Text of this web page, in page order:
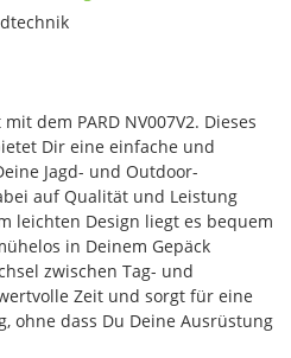
dem PARD NV007V2. Dieses
Dir eine einfache und
Jagd- und Outdoor-
auf Qualität und Leistung
leichten Design liegt es bequem
in Deinem Gepäck
zwischen Tag- und
Zeit und sorgt für eine
ohne dass Du Deine Ausrüstung